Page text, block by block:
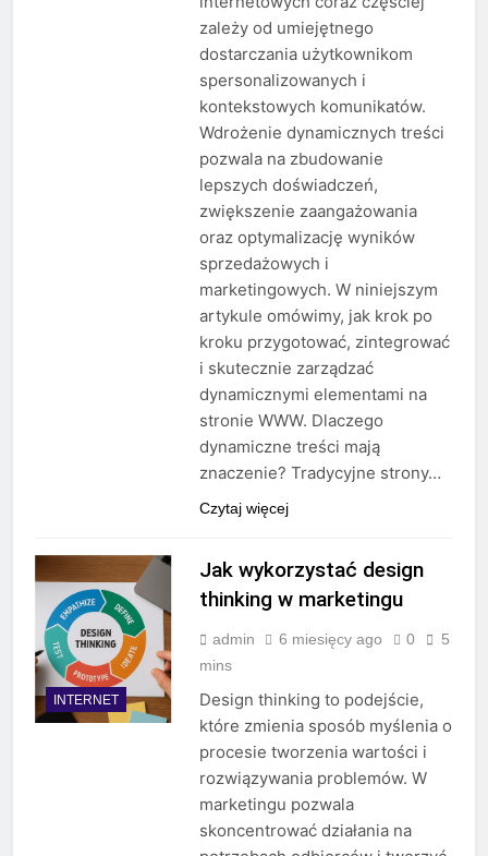
zależy od umiejętnego
dostarczania użytkownikom
spersonalizowanych i
kontekstowych komunikatów.
Wdrożenie dynamicznych treści
pozwala na zbudowanie
lepszych doświadczeń,
zwiększenie zaangażowania
oraz optymalizację wyników
sprzedażowych i
marketingowych. W niniejszym
artykule omówimy, jak krok po
kroku przygotować, zintegrować
i skutecznie zarządzać
dynamicznymi elementami na
stronie WWW. Dlaczego
dynamiczne treści mają
znaczenie? Tradycyjne strony…
Czytaj więcej
INTERNET
Jak wykorzystać design
thinking w marketingu
admin 6 miesięcy ago 0
5
mins
Design thinking to podejście,
które zmienia sposób myślenia o
procesie tworzenia wartości i
rozwiązywania problemów. W
marketingu pozwala
skoncentrować działania na